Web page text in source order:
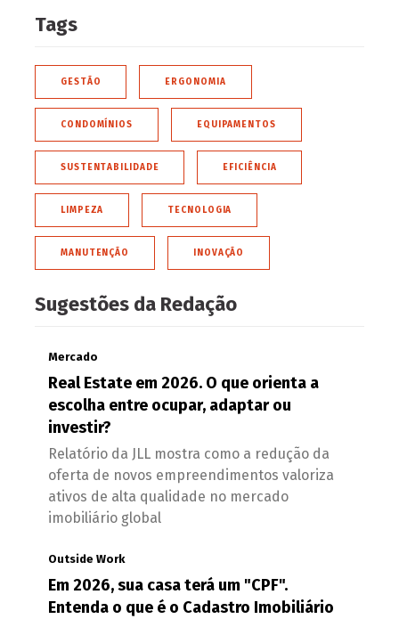
Tags
GESTÃO ERGONOMIA
CONDOMÍNIOS EQUIPAMENTOS
SUSTENTABILIDADE EFICIÊNCIA
LIMPEZA TECNOLOGIA
MANUTENÇÃO INOVAÇÃO
Sugestões da Redação
Mercado
Real Estate em 2026. O que orienta a
escolha entre ocupar, adaptar ou
investir?
Relatório da JLL mostra como a redução da
oferta de novos empreendimentos valoriza
ativos de alta qualidade no mercado
imobiliário global
Outside Work
Em 2026, sua casa terá um "CPF".
Entenda o que é o Cadastro Imobiliário